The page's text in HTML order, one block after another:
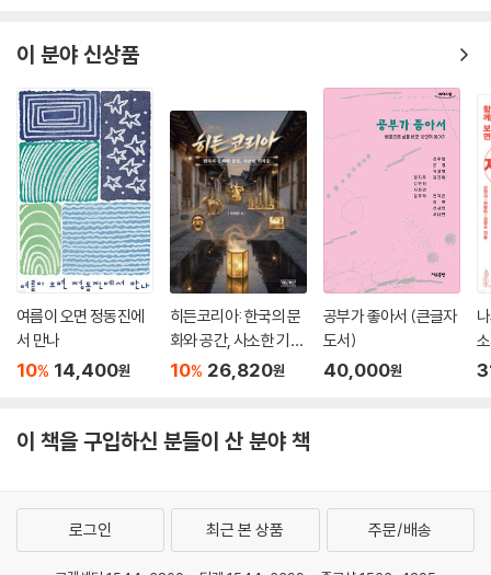
이 분야 신상품
여름이 오면 정동진에
서 만나
10% 14,400원
히든코리아: 한국의 문
화와 공간, 사소한 기적
들
10% 26,820원
공부가 좋아서 (큰글자
도서)
40,000원
이 책을 구입하신 분들이 산 분야 책
로그인 최근 본 상품 주문/배송